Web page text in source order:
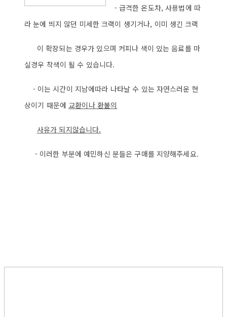
- 급격한 온도차, 사용법에 따
라 눈에 띄지 않던 미세한 크랙이 생기거나, 이미 생긴 크랙
이 확장되는 경우가 있으며 커피나 색이 있는 음료를 마
실경우 착색이 될 수 있습니다.
- 이는 시간이 지남에따라 나타날 수 있는 자연스러운 현
상이기 때문에 교환이나 환불의
사유가 되지않습니다.
- 이러한 부분에 예민하신 분들은 구매를 지양해주세요.